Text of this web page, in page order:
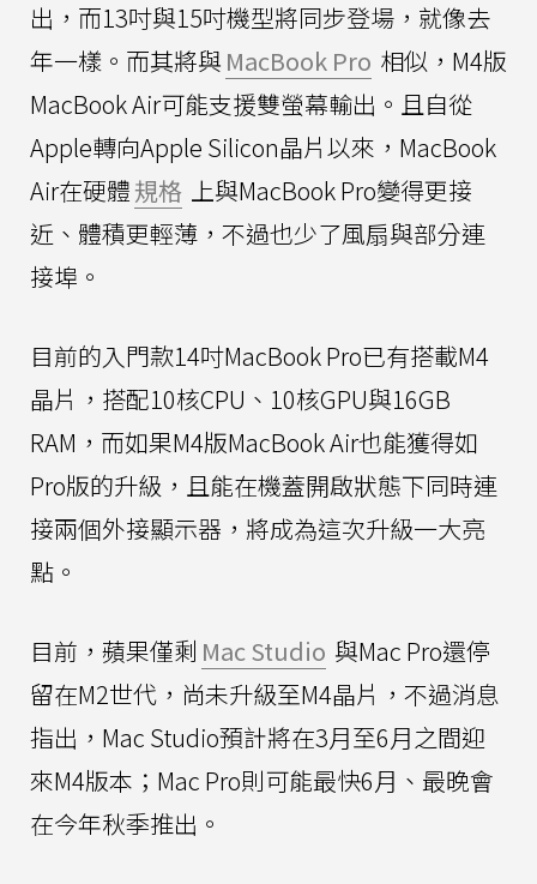
出，而13吋與15吋機型將同步登場，就像去
年一樣。而其將與 MacBook Pro 相似，M4版
MacBook Air可能支援雙螢幕輸出。且自從
Apple轉向Apple Silicon晶片以來，MacBook
Air在硬體規格 上與MacBook Pro變得更接
近、體積更輕薄，不過也少了風扇與部分連
接埠。
目前的入門款14吋MacBook Pro已有搭載M4
晶片，搭配10核CPU、10核GPU與16GB
RAM，而如果M4版MacBook Air也能獲得如
Pro版的升級，且能在機蓋開啟狀態下同時連
接兩個外接顯示器，將成為這次升級一大亮
點。
目前，蘋果僅剩 Mac Studio 與Mac Pro還停
留在M2世代，尚未升級至M4晶片，不過消息
指出，Mac Studio預計將在3月至6月之間迎
來M4版本；Mac Pro則可能最快6月、最晚會
在今年秋季推出。